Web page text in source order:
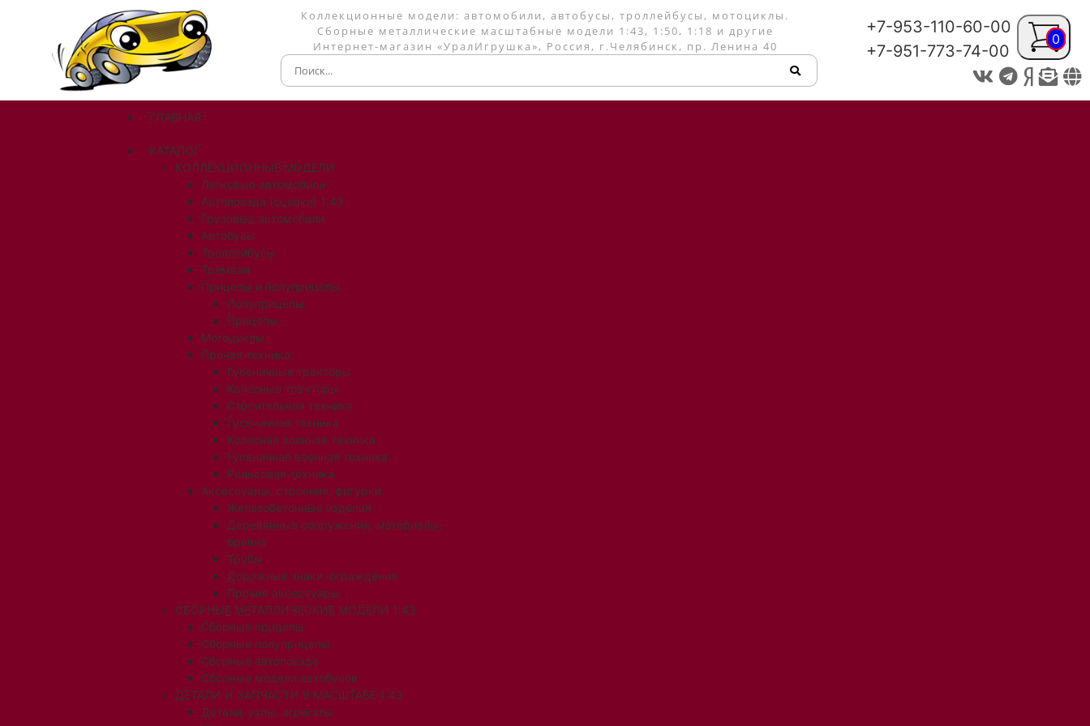
Коллекционные модели: автомобили, автобусы, троллейбусы, мотоциклы.
Сборные металлические масштабные модели 1:43, 1:50, 1:18 и другие
Интернет-магазин «УралИгрушка», Россия, г.Челябинск, пр. Ленина 40
+7-953-110-60-00
+7-951-773-74-00
ГЛАВНАЯ
КАТАЛОГ
КОЛЛЕКЦИОННЫЕ МОДЕЛИ
Легковые автомобили
Автопоезда (сцепки) 1:43
Грузовые автомобили
Автобусы
Троллейбусы
Трамваи
Прицепы и полуприцепы
Полуприцепы
Прицепы
Мотоциклы
Прочая техника
Гусеничные тракторы
Колесные тракторы
Строительная техника
Гусеничная техника
Колесная военная техника
Гусеничная военная техника
Рельсовая техника
Аксессуары, строения, фигурки
Железобетонные изделия
Деревянные сооружения, материалы,
бревна
Трубы
Дорожные знаки, ограждения
Прочие аксессуары
СБОРНЫЕ МЕТАЛЛИЧЕСКИЕ МОДЕЛИ 1:43
Сборные прицепы
Сборные полуприцепы
Сборные автопоезда
Сборные модели автобусов
ДЕТАЛИ И ЗАПЧАСТИ В МАСШТАБЕ 1:43
Детали, узлы, агрегаты
0